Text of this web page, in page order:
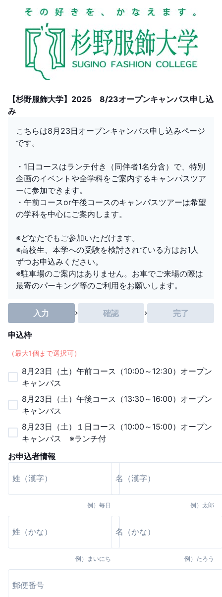
【杉野服飾大学】2025 8/23オープンキャンパス申し込
み
こちらは8月23日オープンキャンパス申し込みページ
です。
・1日コースはランチ付き（同伴者1名分含）で、特別
企画のイベントや全学科をご案内するキャンパスツア
ーに参加できます。
・午前コースor午後コースのキャンパスツアーは希望
の学科を中心にご案内します。
※どなたでもご参加いただけます。
※高校生、本学への受験を検討されている方はお1人
ずつお申込みください。
※駐車場のご案内はありません。お車でご来場の際は
最寄のパーキング等のご利用をお願いします。
入力 確認 完了
申込枠
（最大1個まで選択可）
8月23日（土）午前コース（10:00～12:30）オープン
キャンパス
8月23日（土）午後コース（13:30～16:00）オープン
キャンパス
8月23日（土）１日コース（10:00～15:00）オープン
キャンパス ※ランチ付
お申込者情報
例） 毎日 例） 太郎
例） まいにち 例） たろう